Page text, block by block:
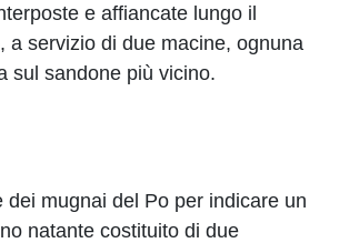
e affiancate lungo il
a servizio di due macine, ognuna
sul sandone più vicino.
dei mugnai del Po per indicare un
natante costituito di due